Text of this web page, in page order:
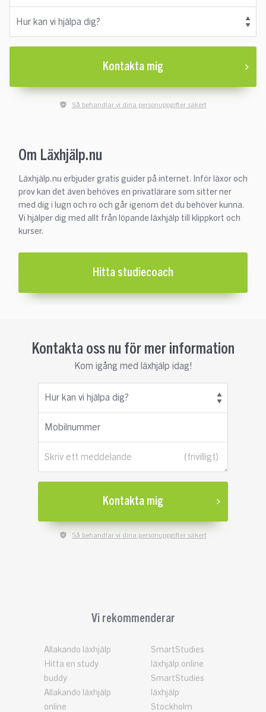
Hur kan vi hjälpa dig?
Kontakta mig
Så behandlar vi dina personuppgifter säkert
Om Läxhjälp.nu
Läxhjälp.nu erbjuder gratis guider på internet. Inför läxor och
prov kan det även behöves en privatlärare som sitter ner
med dig i lugn och ro och går igenom det du behöver kunna.
Vi hjälper dig med allt från löpande läxhjälp till klippkort och
kurser.
Hitta studiecoach
Kontakta oss nu för mer information
Kom igång med läxhjälp idag!
Hur kan vi hjälpa dig?
Mobilnummer
Skriv ett meddelande
Kontakta mig
Så behandlar vi dina personuppgifter säkert
Vi rekommenderar
Allakando läxhjälp
Hitta en study
buddy
Allakando läxhjälp
online
SmartStudies
läxhjälp online
SmartStudies
läxhjälp
Stockholm